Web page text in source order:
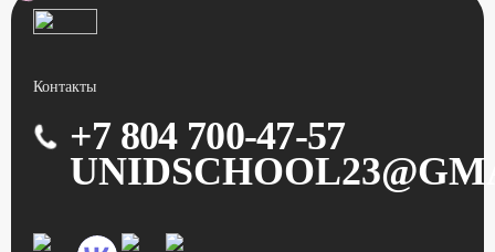
Контакты
+7 804 700-47-57